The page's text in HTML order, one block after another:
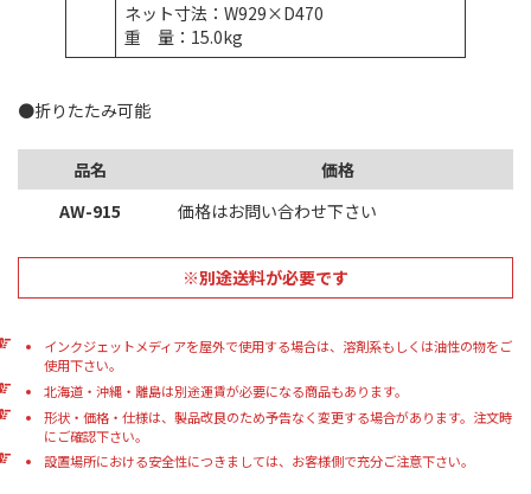
ネット寸法：W929×D470
重 量：15.0kg
●折りたたみ可能
品名
価格
AW-915
価格はお問い合わせ下さい
※別途送料が必要です
インクジェットメディアを屋外で使用する場合は、溶剤系もしくは油性の物をご
使用下さい。
北海道・沖縄・離島は別途運賃が必要になる商品もあります。
形状・価格・仕様は、製品改良のため予告なく変更する場合があります。注文時
にご確認下さい。
設置場所における安全性につきましては、お客様側で充分ご注意下さい。